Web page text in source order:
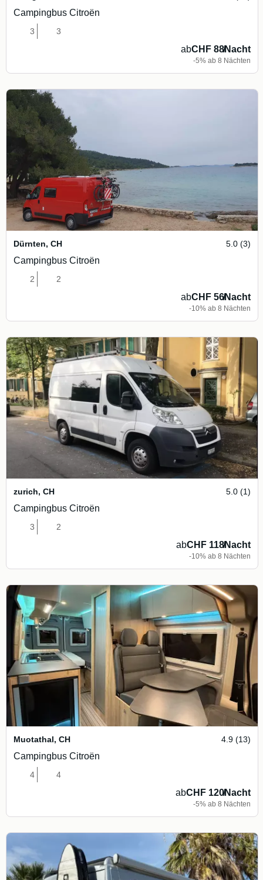
Campingbus Citroën
3 3
abCHF 88/Nacht
-5% ab 8 Nächten
Dürnten, CH 5.0 (3)
Campingbus Citroën
2 2
abCHF 56/Nacht
-10% ab 8 Nächten
zurich, CH 5.0 (1)
Campingbus Citroën
3 2
abCHF 118/Nacht
-10% ab 8 Nächten
Muotathal, CH 4.9 (13)
Campingbus Citroën
4 4
abCHF 120/Nacht
-5% ab 8 Nächten